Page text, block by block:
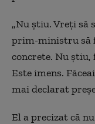
„Nu ştiu. Vreţi să
prim-ministru să
concrete. Nu
Este imens.
mai declarat
El a precizat că